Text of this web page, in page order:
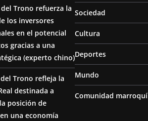
Trono refuerza la
los inversores
en el potencial
gracias a una
(experto chino)
Trono refleja la
destinada a
posición de
una economía
Sociedad
Cultura
Deportes
Mundo
Comunidad marroquí